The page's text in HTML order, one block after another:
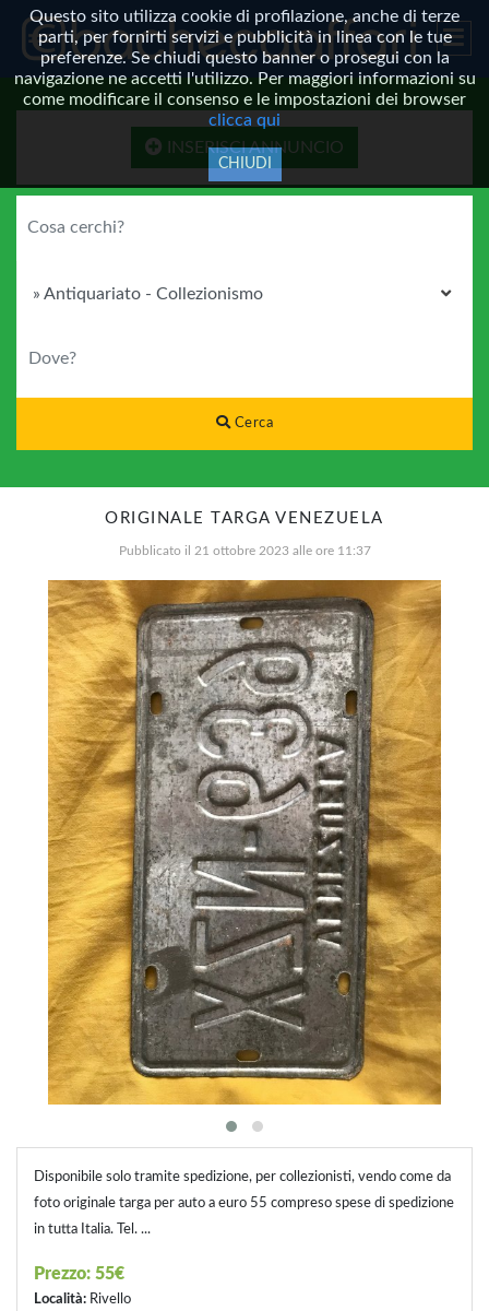
Questo sito utilizza cookie di profilazione, anche di terze
parti, per fornirti servizi e pubblicità in linea con le tue
preferenze. Se chiudi questo banner o prosegui con la
navigazione ne accetti l'utilizzo. Per maggiori informazioni su
come modificare il consenso e le impostazioni dei browser
clicca qui
CHIUDI
INSERISCI ANNUNCIO
Cerca
ORIGINALE TARGA VENEZUELA
Pubblicato il 21 ottobre 2023 alle ore 11:37
Disponibile solo tramite spedizione, per collezionisti, vendo come da
foto originale targa per auto a euro 55 compreso spese di spedizione
in tutta Italia. Tel. ...
Prezzo: 55€
Località: Rivello